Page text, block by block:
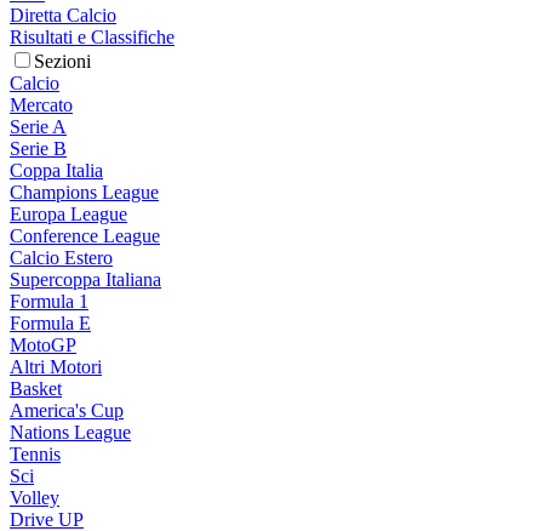
Diretta Calcio
Risultati e Classifiche
Sezioni
Calcio
Mercato
Serie A
Serie B
Coppa Italia
Champions League
Europa League
Conference League
Calcio Estero
Supercoppa Italiana
Formula 1
Formula E
MotoGP
Altri Motori
Basket
America's Cup
Nations League
Tennis
Sci
Volley
Drive UP